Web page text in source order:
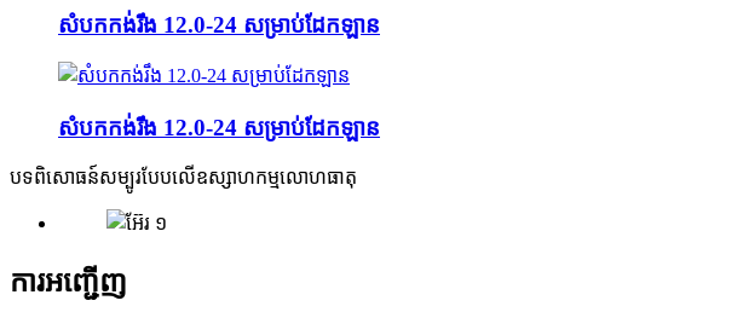
សំបកកង់រឹង 12.0-24 សម្រាប់ដែកឡាន
សំបកកង់រឹង 12.0-24 សម្រាប់ដែកឡាន
បទពិសោធន៍សម្បូរបែបលើឧស្សាហកម្មលោហធាតុ
ការអញ្ជើញ